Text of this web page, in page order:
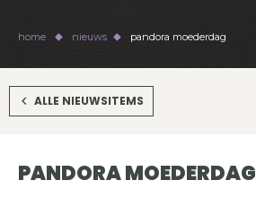
home nieuws pandora moederdag
ALLE NIEUWSITEMS
PANDORA MOEDERDAG